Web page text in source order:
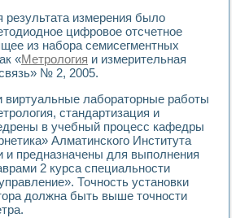
модификаций алгоритма полигармонической
для исследования принципа действия
система поддержки принимаемых решений в
дисциплин «Моделирование систем» и
практикумы по информационно-
измеритель частотных характеристик на
практикум по основам теории Коммутации
виртуальной лабораторной работы
практикумы по электротехнике в среде
внедрения в рамках национального проекта
эффективности решателей
LabVIEW лабораторных практикумов
результата измерения было
цифровое отсчетное
из набора семисегментных
«Метрология и измерительная
№ 2, 2005.
виртуальные лабораторные работы
стандартизация и
в учебный процесс кафедры
Алматинского Института
и предназначены для выполнения
2 курса специальности
Точность установки
должна быть выше точности